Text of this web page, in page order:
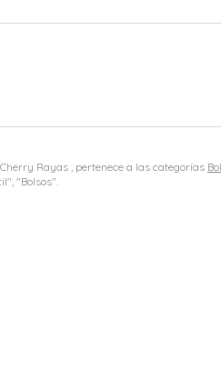
Rayas , pertenece a las categorías
"Bolsos".